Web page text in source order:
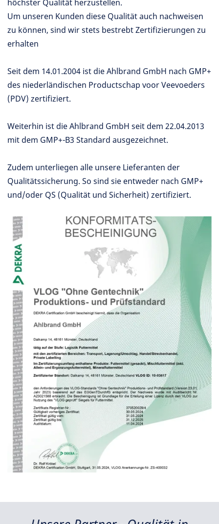
höchster Qualität herzustellen.
Um unseren Kunden diese Qualität auch nachweisen
zu können, sind wir stets bestrebt Zertifizierungen zu
erhalten
Seit dem 14.01.2004 ist die Ahlbrand GmbH nach GMP+
des niederländischen Productschap voor Veevoeders
(PDV) zertifiziert.
Weiterhin ist die Ahlbrand GmbH seit dem 22.04.2013
mit dem GMP+-B3 Standard ausgezeichnet.
Zudem unterliegen alle unsere Lieferanten der
Qualitätssicherung. So sind sie entweder nach GMP+
und/oder QS (Qualität und Sicherheit) zertifiziert.